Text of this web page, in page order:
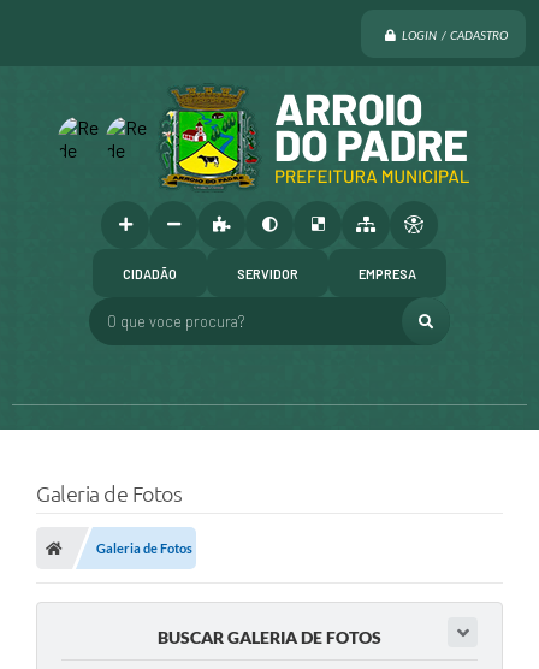
LOGIN / CADASTRO
O que voce procura?
CIDADÃO SERVIDOR EMPRESA
Galeria de Fotos
Galeria de Fotos
BUSCAR GALERIA DE FOTOS